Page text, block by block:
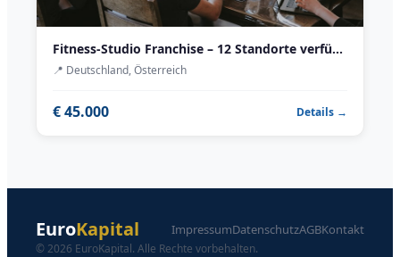
Fitness-Studio Franchise – 12 Standorte verfügbar
📍 Deutschland, Österreich
€ 45.000 Details →
EuroKapital ImpressumDatenschutzAGBKontakt
© 2026 EuroKapital. Alle Rechte vorbehalten.